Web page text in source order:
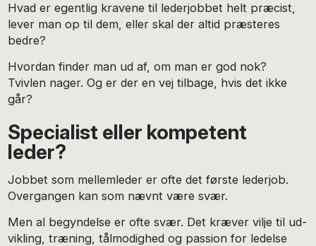
Hvad er egentlig kravene til lederjobbet helt præcist,
lever man op til dem, eller skal der altid præsteres
bedre?
Hvordan finder man ud af, om man er god nok?
Tvivlen nager. Og er der en vej tilbage, hvis det ikke
går?
Specialist eller kompetent
leder?
Jobbet som mellemleder er ofte det første lederjob.
Overgangen kan som nævnt være svær.
Men al begyndelse er ofte svær. Det kræver vilje til ud-
vikling, træning, tålmodighed og passion for ledelse